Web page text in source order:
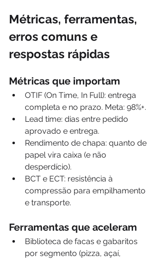
Métricas, ferramentas,
erros comuns e
respostas rápidas
Métricas que importam
OTIF (On Time, In Full): entrega
completa e no prazo. Meta: 98%+.
Lead time: dias entre pedido
aprovado e entrega.
Rendimento de chapa: quanto de
papel vira caixa (e não
desperdício).
BCT e ECT: resistência à
compressão para empilhamento
e transporte.
Ferramentas que aceleram
Biblioteca de facas e gabaritos
por segmento (pizza, açaí,